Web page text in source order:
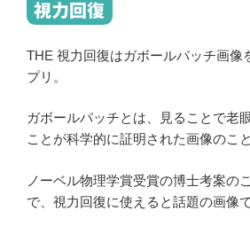
THE 視力回復はガボールパッチ画像
プリ。
ガボールパッチとは、見ることで老
ことが科学的に証明された画像のこと
ノーベル物理学賞受賞の博士考案の
で、視力回復に使えると話題の画像で